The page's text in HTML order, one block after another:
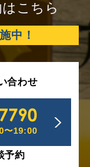
こちら
中！
合わせ
〜19:00
予約